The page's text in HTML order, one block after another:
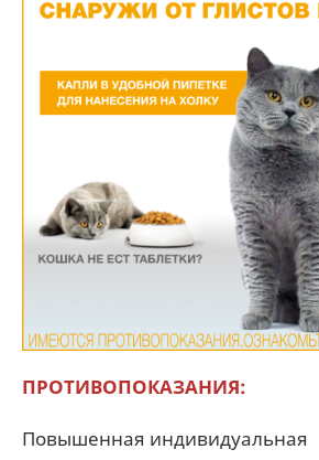
ПРОТИВОПОКАЗАНИЯ:
Повышенная индивидуальная